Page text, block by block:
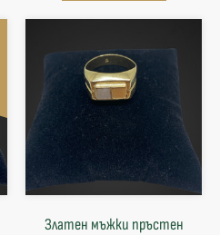
Златен мъжки пръстен